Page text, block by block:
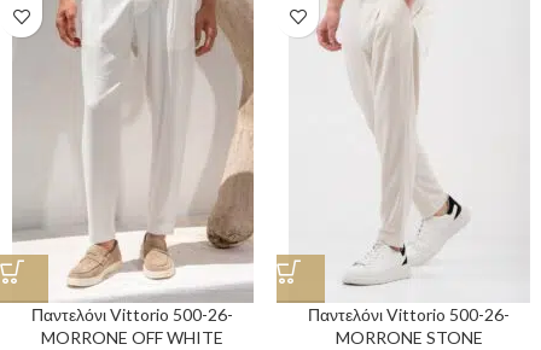
Παντελόνι Vittorio 500-26-
MORRONE OFF WHITE
Παντελόνι Vittorio 500-26-
MORRONE STONE